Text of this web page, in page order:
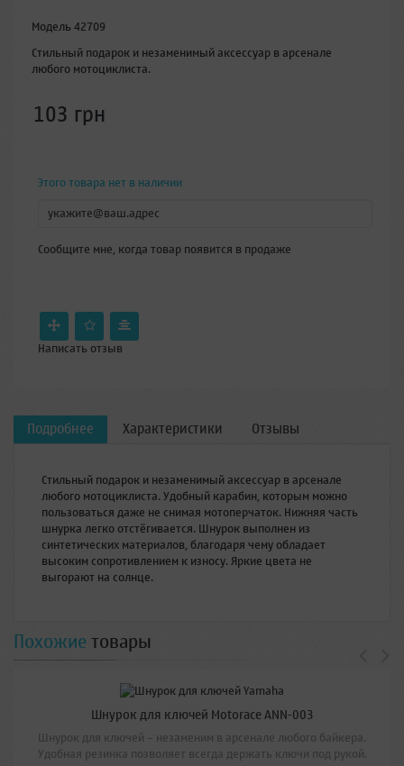
Модель42709
Стильный подарок и незаменимый аксессуар в арсенале
любого мотоциклиста.
103 грн
Этого товара нет в наличии
Сообщите мне, когда товар появится в продаже
Написать отзыв
Подробнее Характеристики Отзывы
Стильный подарок и незаменимый аксессуар в арсенале
любого мотоциклиста. Удобный карабин, которым можно
пользоваться даже не снимая мотоперчаток. Нижняя часть
шнурка легко отстёгивается. Шнурок выполнен из
синтетических материалов, благодаря чему обладает
высоким сопротивлением к износу. Яркие цвета не
выгорают на солнце.
Похожиетовары
Шнурок для ключей Motorace ANN-003
Шнурок для ключей – незаменим в арсенале любого байкера.
Удобная резинка позволяет всегда держать ключи под рукой.